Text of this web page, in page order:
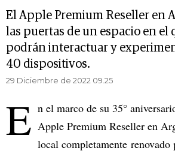
El Apple Premium Reseller en
las puertas de un espacio en el
podrán interactuar y
40 dispositivos.
29 Diciembre de 2022 09.25
E n el marco de su 35°
Apple Premium Reseller en
local completamente renovado